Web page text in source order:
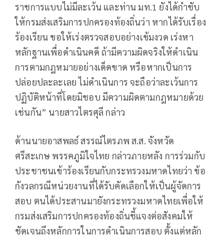
ราชการแบบไม่มีละเว้น และท่าน มท.1 ยังได้กำชับ
ให้กรมส่งเสริมการปกครองท้องถิ่นว่า หากได้รับเรื่อง
ร้องเรียน ขอให้เร่งตรวจสอบอย่างเข้มงวด เร่งหา
หลักฐานเพื่อดำเนินคดี ถ้ามีความผิดจริงให้ดำเนิน
การตามกฎหมายอย่างเด็ดขาด หรือหากเป็นการ
ปล่อยปละละเลย ไม่ดำเนินการ จะถือว่าละเว้นการ
ปฏิบัติหน้าที่โดยมิชอบ มีความผิดตามกฎหมายด้วย
เช่นกัน” นายสาวไตรศุลี กล่าว
ด้านนายอาสพลธ์ สรรณ์ไตรภพ ส.ส. จังหวัด
ศรีสะเกษ พรรคภูมิใจไทย กล่าวภายหลัง การร่วมกับ
ประชาชนเข้าร้องเรียนกับกระทรวงมหาดไทยว่า ข้อ
กังวลกรณีหน่วยงานที่ได้รับคัดเลือกให้เป็นผู้จัดการ
สอบ ตนได้ประสานมายังกระทรวงมหาดไทยเพื่อให้
กรมส่งเสริมการปกครองท้องถิ่นชี้แจงต่อสังคมให้
ชัดเจนถึงหลักการในการดำเนินการสอบ ตั้งแต่หลัก